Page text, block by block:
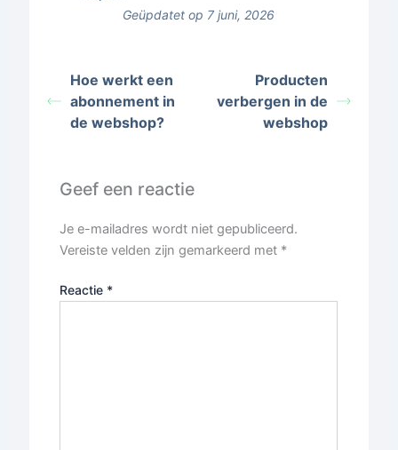
Geüpdatet op 7 juni, 2026
Hoe werkt een
abonnement in
de webshop?
Producten
verbergen in de
webshop
Geef een reactie
Je e-mailadres wordt niet gepubliceerd.
Vereiste velden zijn gemarkeerd met *
Reactie *